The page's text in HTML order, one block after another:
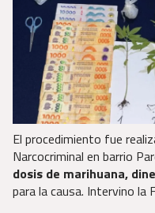
El procedimiento fue
Narcocriminal en barrio
dosis de marihuana,
para la causa. Intervino la